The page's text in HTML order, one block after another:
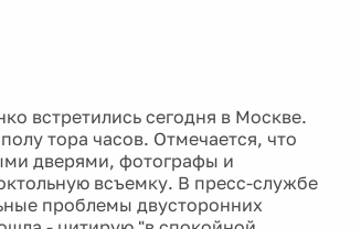
встретились сегодня в Москве.
тора часов. Отмечается, что
дверями, фотографы и
всъемку. В пресс-службе
проблемы двусторонних